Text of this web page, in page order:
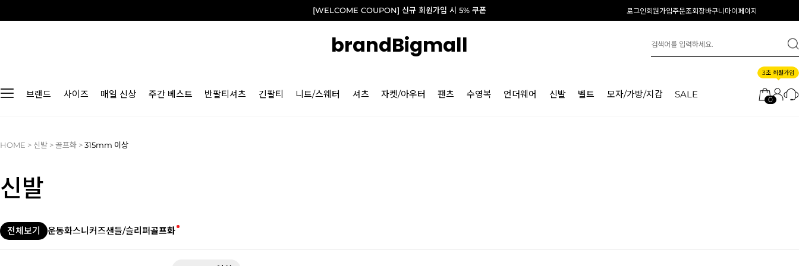
[WELCOME COUPON] 신규 회원가입 시 5% 쿠폰 로그인회원가입주문조회장바구니 마이페이지
brandBigmall
브랜드 사이즈 매일 신상 주간 베스트 반팔티셔츠 긴팔티 니트/스웨터 셔츠 자켓/아우터 팬츠 수영복 언더웨어 신발 벨트 모자/가방/지갑 SALE 0
3초 회원가입
HOME > 신발 >골프화 >315mm 이상
신발
전체보기 운동화스니커즈샌들/슬리퍼골프화